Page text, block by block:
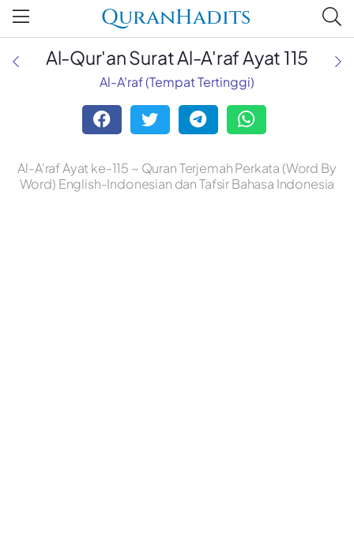
QuranHadits
Al-Qur'an Surat Al-A'raf Ayat 115
Al-A'raf (Tempat Tertinggi)
Al-A'raf Ayat ke-115 ~ Quran Terjemah Perkata (Word By
Word) English-Indonesian dan Tafsir Bahasa Indonesia